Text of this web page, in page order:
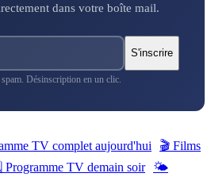
dans votre boîte mail.
S'inscrire
Désinscription en un clic.
TV complet aujourd'hui
🎬 Films
Programme TV demain soir
🌤